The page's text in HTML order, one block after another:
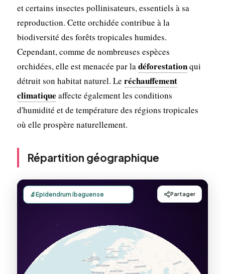
et certains insectes pollinisateurs, essentiels à sa
reproduction. Cette orchidée contribue à la
biodiversité des forêts tropicales humides.
Cependant, comme de nombreuses espèces
orchidées, elle est menacée par ladéforestationqui
détruit son habitat naturel. Le réchauffement
climatique affecte également les conditions
d'humidité et de température des régions tropicales
où elle prospère naturellement.
Répartition géographique